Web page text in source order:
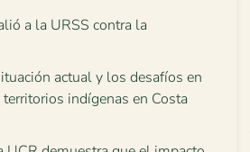
a la URSS contra la
actual y los desafíos en
indígenas en Costa